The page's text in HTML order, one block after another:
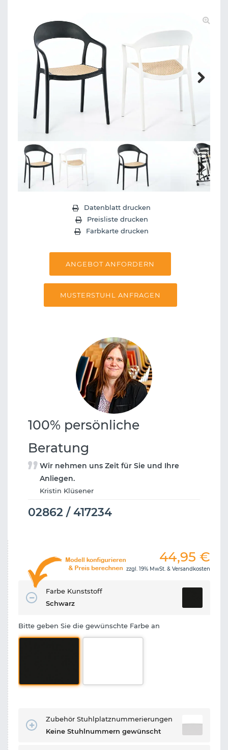
Next
Datenblatt drucken
Preisliste drucken
Farbkarte drucken
ANGEBOT ANFORDERN
MUSTERSTUHL ANFRAGEN
100% persönliche
Beratung
Wir nehmen uns Zeit für Sie und Ihre
Anliegen.
Kristin Klüsener
02862 / 417234
44,95 €
zzgl. 19% MwSt. & Versandkosten
Farbe Kunststoff
Schwarz
Bitte geben Sie die gewünschte Farbe an
Zubehör Stuhlplatznummerierungen
Keine Stuhlnummern gewünscht